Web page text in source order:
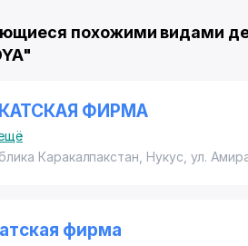
похожими видами
ФИРМА
Каракалпакстан, Нукус, ул.
фирма